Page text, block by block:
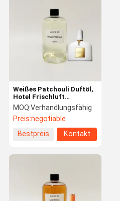
Zu Hause Produkte
Weißes Patchouli Duftöl,
Hotel Frischluft
Duftmaschinenöl für
Duftlieferungssystem
MOQ:Verhandlungsfähig
Preis:negotiable
Bestpreis
Kontakt